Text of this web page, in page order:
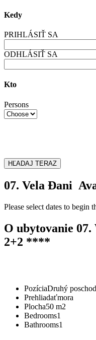
Kedy
PRIHLÁSIŤ SA
ODHLÁSIŤ SA
Kto
Persons
HĽADAJ TERAZ
07. Vela Đani
Please select dates to begin
O ubytovanie
2+2 ****
PozíciaDruhý
Prehliadaťmora
Plocha50 m2
Bedrooms1
Bathrooms1